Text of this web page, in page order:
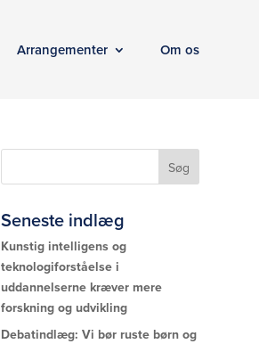
Arrangementer Om os
Seneste indlæg
Kunstig intelligens og
teknologiforståelse i
uddannelserne kræver mere
forskning og udvikling
Debatindlæg: Vi bør ruste børn og